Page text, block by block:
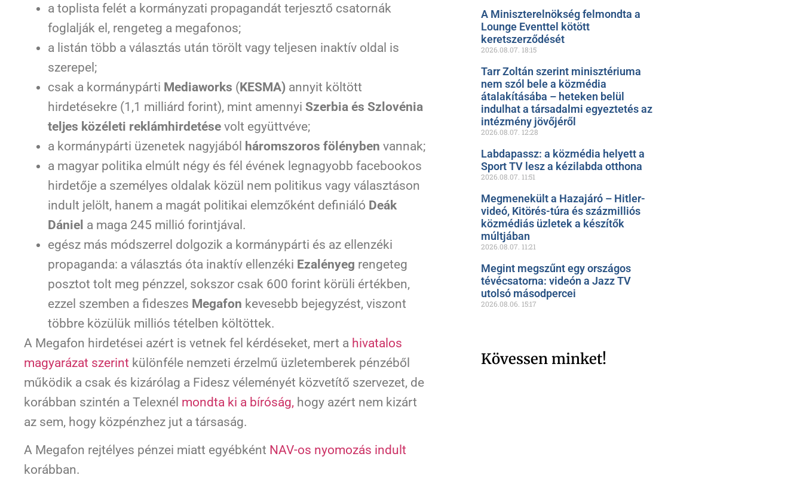
a toplista felét a kormányzati propagandát terjesztő csatornák
foglalják el, rengeteg a megafonos;
a listán több a választás után törölt vagy teljesen inaktív oldal is
szerepel;
csak a kormánypárti Mediaworks (KESMA) annyit költött
hirdetésekre (1,1 milliárd forint), mint amennyi Szerbia és Szlovénia
teljes közéleti reklámhirdetése volt együttvéve;
a kormánypárti üzenetek nagyjából
háromszoros fölényben vannak;
a magyar politika elmúlt négy és fél évének legnagyobb facebookos
hirdetője a személyes oldalak közül nem politikus vagy választáson
indult jelölt, hanem a magát politikai elemzőként definiáló Deák
Dániel a maga 245 millió forintjával.
egész más módszerrel dolgozik a kormánypárti és az ellenzéki
propaganda: a választás óta inaktív ellenzéki Ezalényeg rengeteg
posztot tolt meg pénzzel, sokszor csak 600 forint körüli értékben,
ezzel szemben a fideszes Megafon kevesebb bejegyzést, viszont
többre közülük milliós tételben költöttek.
A Megafon hirdetései azért is vetnek fel kérdéseket, mert a hivatalos
magyarázat szerint különféle nemzeti érzelmű üzletemberek pénzéből
működik a csak és kizárólag a Fidesz véleményét közvetítő szervezet, de
korábban szintén a Telexnél mondta ki a bíróság, hogy azért nem kizárt
az sem, hogy közpénzhez jut a társaság.
A Megafon rejtélyes pénzei miatt egyébként NAV-os nyomozás indult
korábban.
A Miniszterelnökség felmondta a
Lounge Eventtel kötött
keretszerződését
2026.08.07. 18:15
Tarr Zoltán szerint minisztériuma
nem szól bele a közmédia
átalakításába – heteken belül
indulhat a társadalmi egyeztetés az
intézmény jövőjéről
2026.08.07. 12:28
Labdapassz: a közmédia helyett a
Sport TV lesz a kézilabda otthona
2026.08.07. 11:51
Megmenekült a Hazajáró – Hitler-
videó, Kitörés-túra és százmilliós
közmédiás üzletek a készítők
múltjában
2026.08.07. 11:21
Megint megszűnt egy országos
tévécsatorna: videón a Jazz TV
utolsó másodpercei
2026.08.06. 15:17
Kövessen minket!